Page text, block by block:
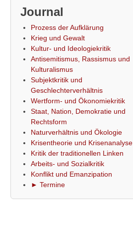
Journal
Prozess der Aufklärung
Krieg und Gewalt
Kultur- und Ideologiekritik
Antisemitismus, Rassismus und
Kulturalismus
Subjektkritik und
Geschlechterverhältnis
Wertform- und Ökonomiekritik
Staat, Nation, Demokratie und
Rechtsform
Naturverhältnis und Ökologie
Krisentheorie und Krisenanalyse
Kritik der traditionellen Linken
Arbeits- und Sozialkritik
Konflikt und Emanzipation
► Termine